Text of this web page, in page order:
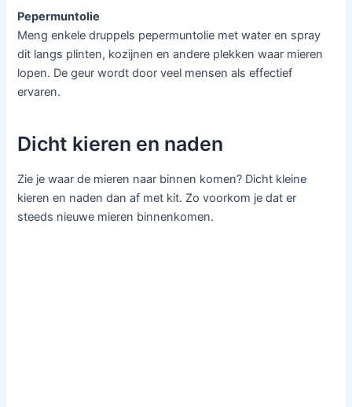
Pepermuntolie
Meng enkele druppels pepermuntolie met water en spray
dit langs plinten, kozijnen en andere plekken waar mieren
lopen. De geur wordt door veel mensen als effectief
ervaren.
Dicht kieren en naden
Zie je waar de mieren naar binnen komen? Dicht kleine
kieren en naden dan af met kit. Zo voorkom je dat er
steeds nieuwe mieren binnenkomen.